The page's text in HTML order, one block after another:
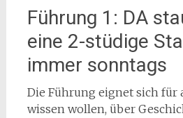
Führung 1: DA
eine 2-stüdige
immer sonntags
Die Führung eignet sich für
wissen wollen, über